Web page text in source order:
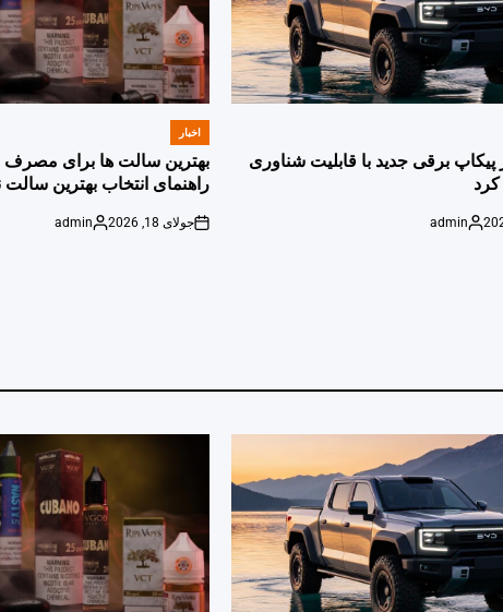
برقی جدید با قابلیت شناوری
کرد
Posted
admin
POSTED
اخبار
بهترین سالت ها برای مصرف
راهنمای انتخاب بهترین سالت
on
جولای 18, 2026
Posted
admin